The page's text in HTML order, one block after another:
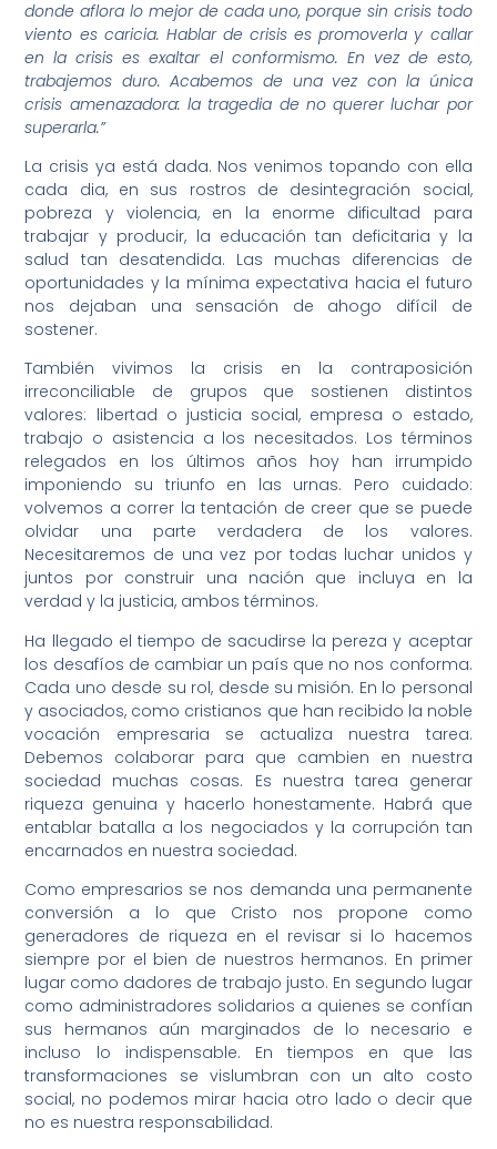
donde aflora lo mejor de cada uno, porque sin crisis todo
viento es caricia. Hablar de crisis es promoverla y callar
en la crisis es exaltar el conformismo. En vez de esto,
trabajemos duro. Acabemos de una vez con la única
crisis amenazadora: la tragedia de no querer luchar por
superarla.”
La crisis ya está dada. Nos venimos topando con ella
cada dia, en sus rostros de desintegración social,
pobreza y violencia, en la enorme dificultad para
trabajar y producir, la educación tan deficitaria y la
salud tan desatendida. Las muchas diferencias de
oportunidades y la mínima expectativa hacia el futuro
nos dejaban una sensación de ahogo difícil de
sostener.
También vivimos la crisis en la contraposición
irreconciliable de grupos que sostienen distintos
valores: libertad o justicia social, empresa o estado,
trabajo o asistencia a los necesitados. Los términos
relegados en los últimos años hoy han irrumpido
imponiendo su triunfo en las urnas. Pero cuidado:
volvemos a correr la tentación de creer que se puede
olvidar una parte verdadera de los valores.
Necesitaremos de una vez por todas luchar unidos y
juntos por construir una nación que incluya en la
verdad y la justicia, ambos términos.
Ha llegado el tiempo de sacudirse la pereza y aceptar
los desafíos de cambiar un país que no nos conforma.
Cada uno desde su rol, desde su misión. En lo personal
y asociados, como cristianos que han recibido la noble
vocación empresaria se actualiza nuestra tarea.
Debemos colaborar para que cambien en nuestra
sociedad muchas cosas. Es nuestra tarea generar
riqueza genuina y hacerlo honestamente. Habrá que
entablar batalla a los negociados y la corrupción tan
encarnados en nuestra sociedad.
Como empresarios se nos demanda una permanente
conversión a lo que Cristo nos propone como
generadores de riqueza en el revisar si lo hacemos
siempre por el bien de nuestros hermanos. En primer
lugar como dadores de trabajo justo. En segundo lugar
como administradores solidarios a quienes se confían
sus hermanos aún marginados de lo necesario e
incluso lo indispensable. En tiempos en que las
transformaciones se vislumbran con un alto costo
social, no podemos mirar hacia otro lado o decir que
no es nuestra responsabilidad.